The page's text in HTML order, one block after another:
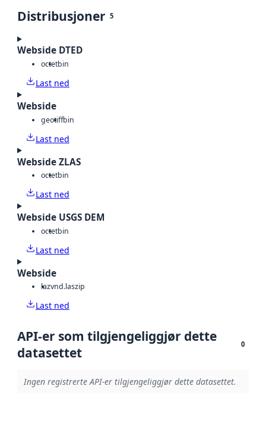
Distribusjoner 5
Webside DTED
octetbin
Last ned
Webside
geotiffbin
Last ned
Webside ZLAS
octetbin
Last ned
Webside USGS DEM
octetbin
Last ned
Webside
lazvnd.laszip
Last ned
API-er som tilgjengeliggjør dette
datasettet
0
Ingen registrerte API-er tilgjengeliggjør dette datasettet.